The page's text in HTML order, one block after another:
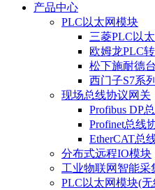
产品中心
PLC以太网模块
三菱PLC以
欧姆龙PLC
松下施耐德
西门子S7系
现场总线协议网关
Profibus DP
Profinet总线
EtherCAT总
分布式远程IO模块
工业物联网智能采
PLC以太网模块(无